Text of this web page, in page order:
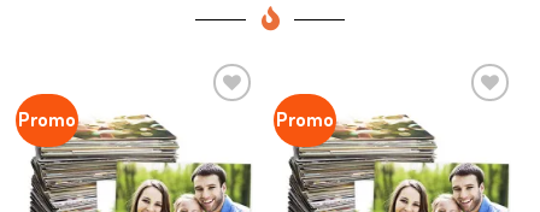
Promo Promo